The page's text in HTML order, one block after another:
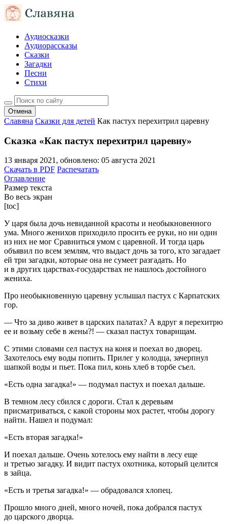
Аудиосказки
Аудиорассказы
Сказки
Загадки
Песни
Стихи
Отмена
Славяна Сказки для детей Как пастух перехитрил царевну
Сказка «Как пастух перехитрил царевну»
13 января 2021, обновлено: 05 августа 2021
Скачать в PDF Распечатать
Оглавление
Размер текста
Во весь экран
[toc]
Уцаря была дочь невиданной красоты и необыкновенного
ума. Много женихов приходило просить ее руки, но ни один
из них не мог Сравниться умом с царевной. И тогда царь
объявил по всем землям, что выдаст дочь за того, кто загадает
ей три загадки, которые она не сумеет разгадать. Но
и в других царствах-государствах не нашлось достойного
жениха.
Про необыкновенную царевну услышал пастух с Карпатских
гор.
— Что за диво живет в царских палатах? А вдруг я перехитрю
ее и возьму себе в жены?! — сказал пастух товарищам.
С этими словами сел пастух на коня и поехал во дворец.
Захотелось ему воды попить. Прилег у колодца, зачерпнул
шапкой воды и пьет. Пока пил, конь хлеб в торбе съел.
«Есть одна загадка!» — подумал пастух и поехал дальше.
В темном лесу сбился с дороги. Стал к деревьям
присматриваться, с какой стороны мох растет, чтобы дорогу
найти. Нашел и подумал:
«Есть вторая загадка!»
И поехал дальше. Очень хотелось ему найти в лесу еще
и третью загадку. И видит пастух охотника, который целится
в зайца.
«Есть и третья загадка!» — обрадовался хлопец.
Прошло много дней, много ночей, пока добрался пастух
до царского дворца.